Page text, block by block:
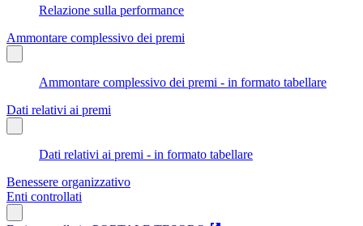
Relazione sulla performance
Ammontare complessivo dei premi
Ammontare complessivo dei premi - in formato tabellare
Dati relativi ai premi
Dati relativi ai premi - in formato tabellare
Benessere organizzativo
Enti controllati